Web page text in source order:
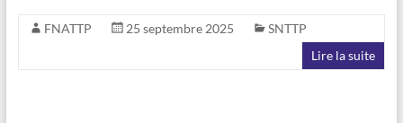
FNATTP 25 septembre 2025
SNTTP
Lire la suite